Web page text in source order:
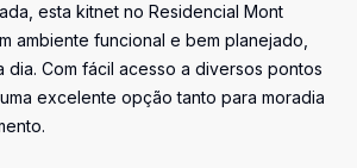
esta kitnet no Residencial Mont
ambiente funcional e bem planejado,
Com fácil acesso a diversos pontos
excelente opção tanto para moradia